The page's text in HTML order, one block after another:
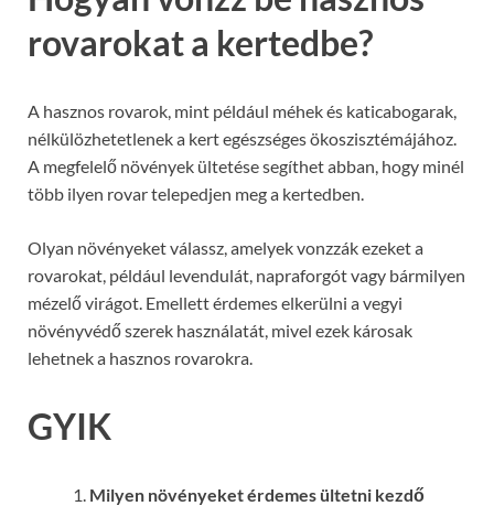
rovarokat a kertedbe?
A hasznos rovarok, mint például méhek és katicabogarak,
nélkülözhetetlenek a kert egészséges ökoszisztémájához.
A megfelelő növények ültetése segíthet abban, hogy minél
több ilyen rovar telepedjen meg a kertedben.
Olyan növényeket válassz, amelyek vonzzák ezeket a
rovarokat, például levendulát, napraforgót vagy bármilyen
mézelő virágot. Emellett érdemes elkerülni a vegyi
növényvédő szerek használatát, mivel ezek károsak
lehetnek a hasznos rovarokra.
GYIK
Milyen növényeket érdemes ültetni kezdő